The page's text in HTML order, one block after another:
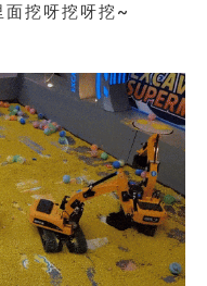
挖呀挖呀挖~